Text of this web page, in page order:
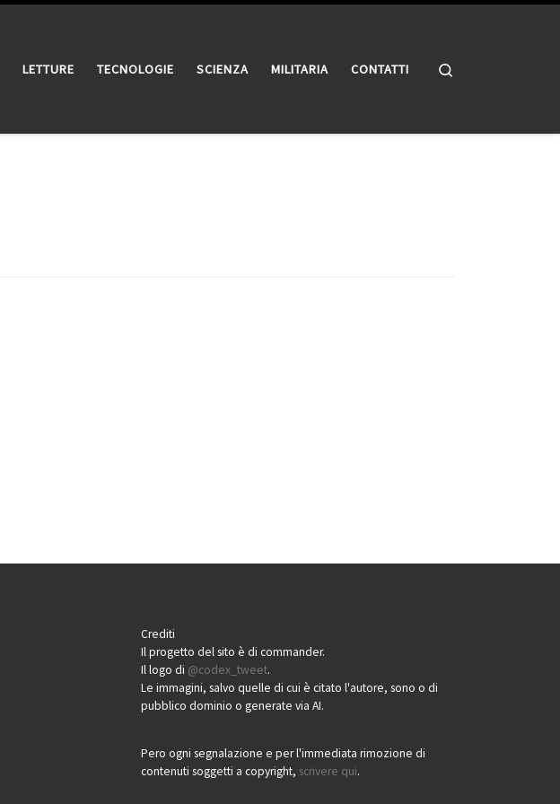
LETTURE TECNOLOGIE SCIENZA MILITARIA CONTATTI
Crediti
Il progetto del sito è di commander.
Il logo di @codex_tweet.
Le immagini, salvo quelle di cui è citato l'autore, sono o di
pubblico dominio o generate via AI.
Pero ogni segnalazione e per l'immediata rimozione di
contenuti soggetti a copyright, scrivere qui.